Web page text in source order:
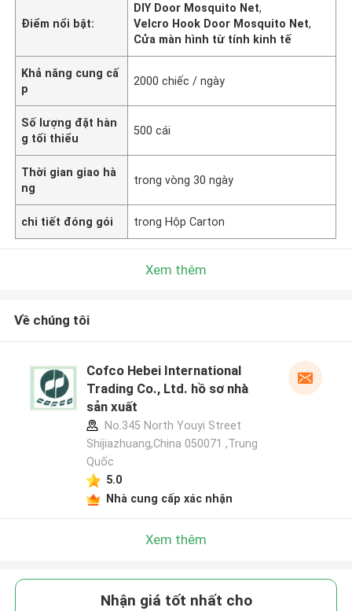
Điểm nổi bật:
DIY Door Mosquito Net,
Velcro Hook Door Mosquito Net,
Cửa màn hình từ tính kinh tế
Khả năng cung cấ
p
2000 chiếc / ngày
Số lượng đặt hàn
g tối thiểu
500 cái
Thời gian giao hà
ng
trong vòng 30 ngày
chi tiết đóng gói trong Hộp Carton
Xem thêm
Về chúng tôi
Cofco Hebei International
Trading Co., Ltd. hồ sơ nhà
sản xuất
No.345 North Youyi Street
Shijiazhuang,China 050071 ,Trung
Quốc
5.0
Nhà cung cấp xác nhận
Xem thêm
Nhận giá tốt nhất cho